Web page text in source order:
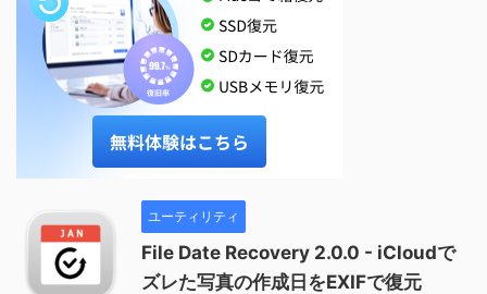
ユーティリティ
File Date Recovery 2.0.0 - iCloudで
ズレた写真の作成日をEXIFで復元